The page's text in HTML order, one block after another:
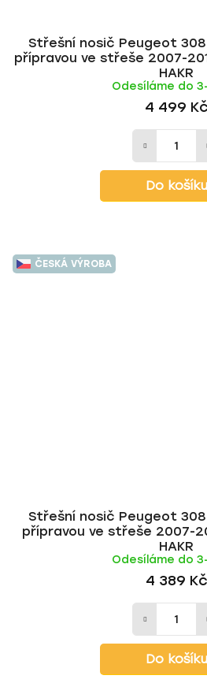
Střešní nosič Peugeot
přípravou ve střeše 2007-
HAKR
Odesíláme do
4 499 Kč
Do košíku
ČESKÁ VÝROBA
Střešní nosič Peugeot
přípravou ve střeše 2007-
HAKR
Odesíláme do
4 389 Kč
Do košíku